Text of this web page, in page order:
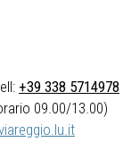
+39 338 5714978
09.00/13.00)